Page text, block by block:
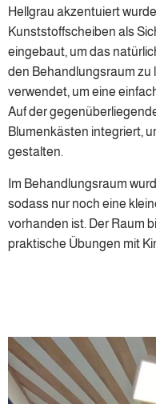
Hellgrau akzentuiert
Kunststoffscheiben als
eingebaut, um das
den Behandlungsraum zu
verwendet, um eine
Auf der
Blumenkästen integriert,
gestalten.
Im Behandlungsraum
sodass nur noch eine
vorhanden ist. Der Raum
praktische Übungen mit